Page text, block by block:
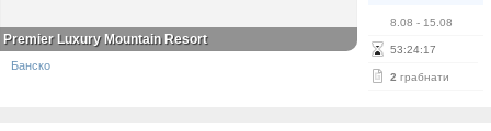
8.08 - 15.08
53:24:17
2 грабнати
Premier Luxury Mountain Resort
Банско